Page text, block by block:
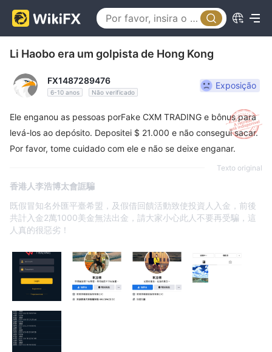
Li Haobo era um golpista de Hong Kong
FX1487289476
6-10 anos Não verificado
Exposição
Ele enganou as pessoas porFake CXM TRADING e bônus para
levá-los ao depósito. Depositei $ 21.000 e não consegui sacar.
Por favor, tome cuidado com ele e não se deixe enganar.
Texto original
香港人李浩博太會誆騙
既假冒知名外匯平臺希盟，及假借回饋活動致使投資人入金，前後
共計入金2萬1000美金無法出金，請大家小心此人不要再受騙，這
人真的很惡劣！